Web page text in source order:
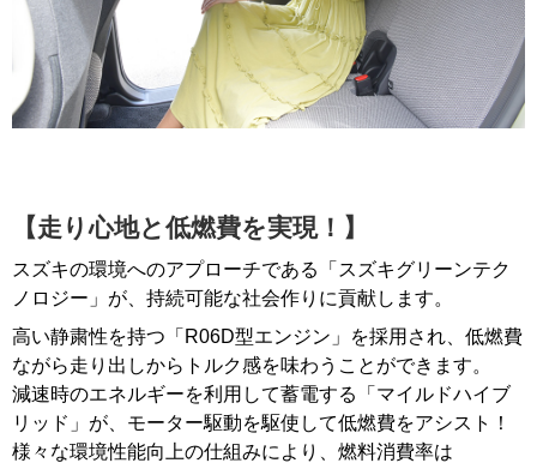
【走り心地と低燃費を実現！】
スズキの環境へのアプローチである「スズキグリーンテク
ノロジー」が、持続可能な社会作りに貢献します。
高い静粛性を持つ「R06D型エンジン」を採用され、低燃費
ながら走り出しからトルク感を味わうことができます。
減速時のエネルギーを利用して蓄電する「マイルドハイブ
リッド」が、モーター駆動を駆使して低燃費をアシスト！
様々な環境性能向上の仕組みにより、燃料消費率は